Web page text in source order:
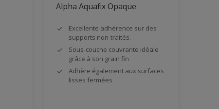
Alpha Aquafix Opaque
Excellente adhérence sur des
supports non-traités.
Sous-couche couvrante idéale
grâce à son grain fin
Adhère également aux surfaces
lisses fermées